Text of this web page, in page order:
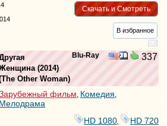
Скачать и Смотреть
В избранное
Blu-Ray 337
(2014)
The Other Woman)
фильм, Комедия,
Мелодрама
HD 1080
HD 720